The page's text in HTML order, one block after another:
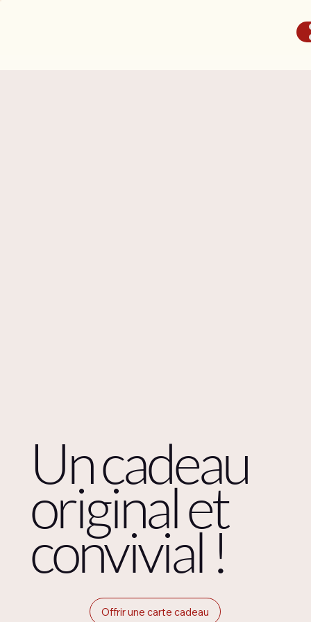
Un cadeau
original et
convivial !
Offrir une carte cadeau